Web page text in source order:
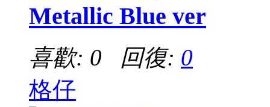
Metallic Blue ver
喜歡: 0 回復: 0
格仔